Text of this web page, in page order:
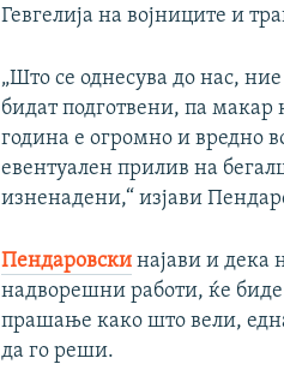
Гевгелија на војниците и
„Што се однесува до нас,
бидат подготвени, па макар
година е огромно и вредно
евентуален прилив на
изненадени,“ изјави
Пендаровски најави и дека
надворешни работи, ќе биде
прашање како што вели,
да го реши.